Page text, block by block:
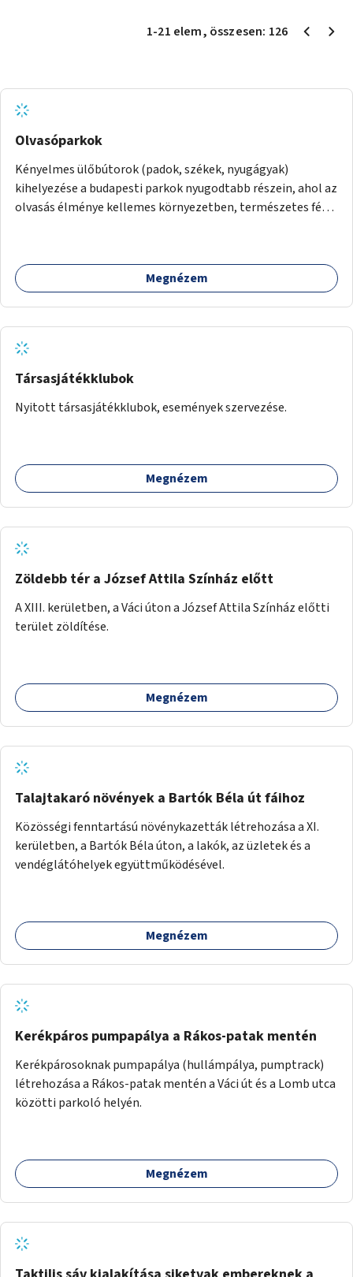
1-21 elem, összesen: 126
Olvasóparkok
Kényelmes ülőbútorok (padok, székek, nyugágyak)
kihelyezése a budapesti parkok nyugodtabb részein, ahol az
olvasás élménye kellemes környezetben, természetes fény
adnának a kikapcsolódásra, az olvasás népszerűsítésére.
Megnézem
Társasjátékklubok
Nyitott társasjátékklubok, események szervezése.
Megnézem
Zöldebb tér a József Attila Színház előtt
A XIII. kerületben, a Váci úton a József Attila Színház előtti
terület zöldítése.
Megnézem
Talajtakaró növények a Bartók Béla út fáihoz
Közösségi fenntartású növénykazetták létrehozása a XI.
kerületben, a Bartók Béla úton, a lakók, az üzletek és a
vendéglátóhelyek együttműködésével.
Megnézem
Kerékpáros pumpapálya a Rákos-patak mentén
Kerékpárosoknak pumpapálya (hullámpálya, pumptrack)
létrehozása a Rákos-patak mentén a Váci út és a Lomb utca
közötti parkoló helyén.
Megnézem